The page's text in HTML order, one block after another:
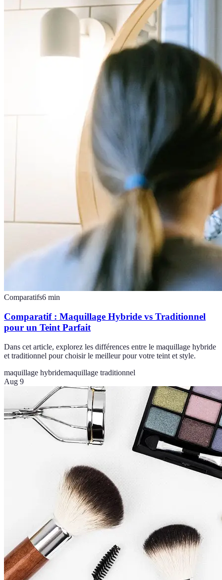
Comparatifs6 min
Comparatif : Maquillage Hybride vs Traditionnel
pour un Teint Parfait
Dans cet article, explorez les différences entre le maquillage hybride
et traditionnel pour choisir le meilleur pour votre teint et style.
maquillage hybridemaquillage traditionnel
Aug 9